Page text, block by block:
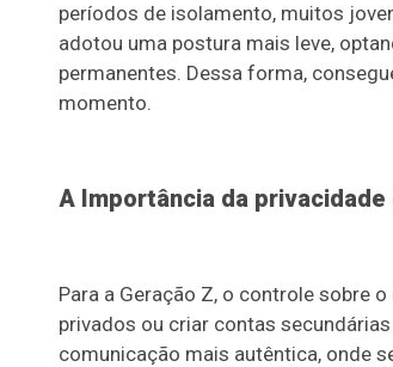
períodos de isolamento, muitos
adotou uma postura mais leve,
permanentes. Dessa forma,
momento.
A Importância da
Para a Geração Z, o controle sobre
privados ou criar contas
comunicação mais autêntica, onde